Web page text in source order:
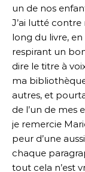
un de nos
J’ai lutté
long du livre,
respirant un
dire le titre à
ma
autres, et
de l’un de mes
je remercie
peur d’une
chaque
tout cela n’est